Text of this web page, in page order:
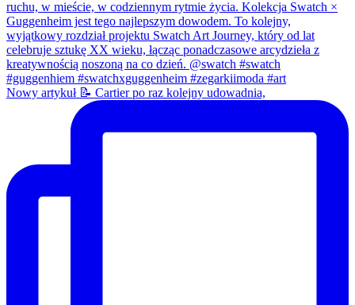
Nowy artykuł 📝 Cartier po raz kolejny udowadnia,